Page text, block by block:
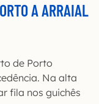
A ARRAIAL
de Porto
Na alta
fila nos guichês